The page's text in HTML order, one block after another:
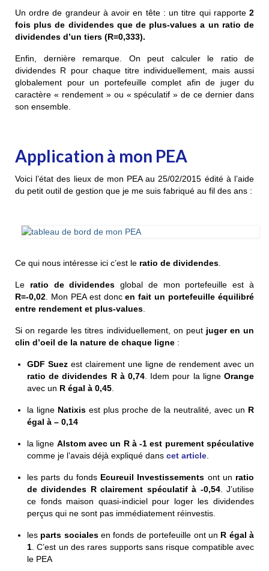
Un ordre de grandeur à avoir en tête : un titre qui rapporte 2
fois plus de dividendes que de plus-values a un ratio de
dividendes d’un tiers (R=0,333).
Enfin, dernière remarque. On peut calculer le ratio de
dividendes R pour chaque titre individuellement, mais aussi
globalement pour un portefeuille complet afin de juger du
caractère « rendement » ou « spéculatif » de ce dernier dans
son ensemble.
Application à mon PEA
Voici l’état des lieux de mon PEA au 25/02/2015 édité à l’aide
du petit outil de gestion que je me suis fabriqué au fil des ans :
Ce qui nous intéresse ici c’est le ratio de dividendes
Le ratio de dividendes global de mon portefeuille est à
R=-0,02 . Mon PEA est doncen fait un portefeuille équilibré
entre rendement et plus-values
Si on regarde les titres individuellement, on peutjuger en un
clin d’oeil de la nature de chaque ligne :
GDF Suez est clairement une ligne de rendement avec un
ratio de dividendes R à 0,74 . Idem pour la ligneOrange
avec un R égal à 0,45
la ligne Natixis est plus proche de la neutralité, avec un R
égal à – 0,14
la ligne Alstom avec un R à -1 est purement spéculative
comme je l’avais déjà expliqué dans cet article
les parts du fonds Ecureuil Investissements ont un ratio
de dividendes R clairement spéculatif à -0,54. J’utilise
ce fonds maison quasi-indiciel pour loger les dividendes
perçus qui ne sont pas immédiatement réinvestis.
les parts socialesen fonds de portefeuille ont un R égal à
1 . C’est un des rares supports sans risque compatible avec
le PEA